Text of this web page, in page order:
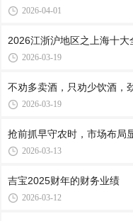
2026-04-01
2026江浙沪地区之上海十
2026-03-19
不劝多卖酒，只劝少饮酒，
2026-03-19
抢前抓早守农时，市场布局
2026-03-13
吉宝2025财年的财务业绩
2026-03-12